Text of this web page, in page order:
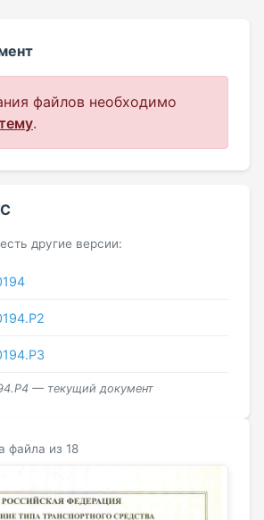
файлов необходимо
.
другие версии:
— текущий документ
файла из 18